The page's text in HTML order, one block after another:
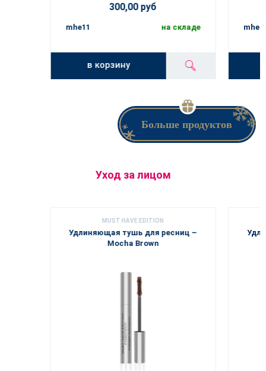
300,00 руб
mhe11 на складе
в корзину
Больше продуктов
Уход за лицом
MUST HAVE EDITION
Удлиняющая тушь для ресниц –
Mocha Brown